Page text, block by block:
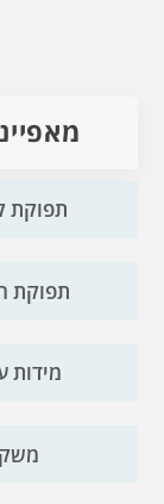
תפוקת
תפוקת
מידות